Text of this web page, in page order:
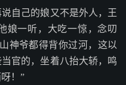
自己的娘又不是外人，王
娘一听，大吃一惊，念叨
神爷都得背你过河，这以
官的，坐着八抬大轿，鸣
！”